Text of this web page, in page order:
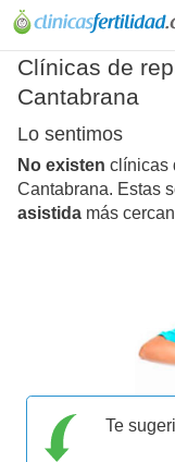
Clínicas de
Cantabrana
Lo sentimos
No existen clínicas
Cantabrana. Estas
asistida más
Te